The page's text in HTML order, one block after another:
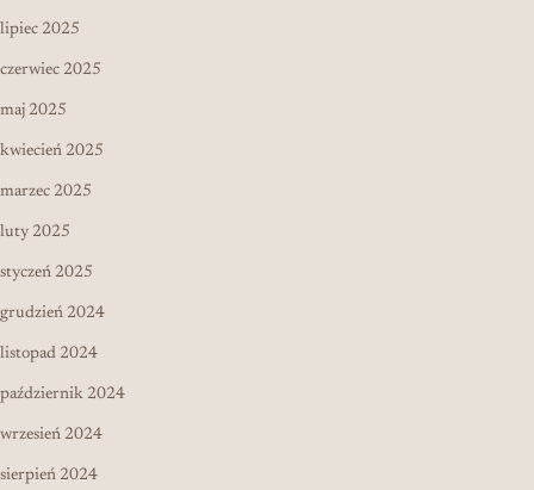
lipiec 2025
czerwiec 2025
maj 2025
kwiecień 2025
marzec 2025
luty 2025
styczeń 2025
grudzień 2024
listopad 2024
październik 2024
wrzesień 2024
sierpień 2024